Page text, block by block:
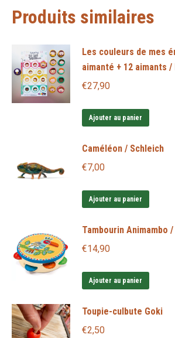
Produits similaires
Les couleurs de mes
aimanté + 12 aimants /
€27,90
Ajouter au panier
Caméléon / Schleich
€7,00
Ajouter au panier
Tambourin Animambo
€14,90
Ajouter au panier
Toupie-culbute Goki
€2,50